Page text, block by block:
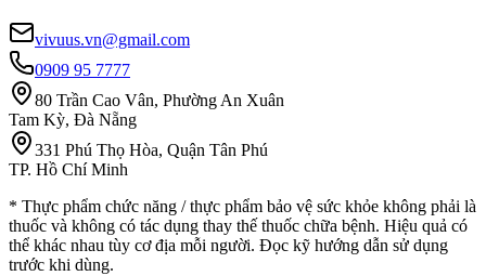
vivuus.vn@gmail.com
0909 95 7777
80 Trần Cao Vân, Phường An Xuân
Tam Kỳ, Đà Nẵng
331 Phú Thọ Hòa, Quận Tân Phú
TP. Hồ Chí Minh
* Thực phẩm chức năng / thực phẩm bảo vệ sức khỏe không phải là
thuốc và không có tác dụng thay thế thuốc chữa bệnh. Hiệu quả có
thể khác nhau tùy cơ địa mỗi người. Đọc kỹ hướng dẫn sử dụng
trước khi dùng.